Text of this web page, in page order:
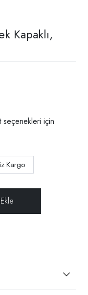
Kapaklı,
seçenekleri için
Kargo